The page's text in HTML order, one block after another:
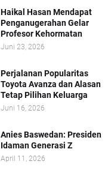
Haikal Hasan Mendapat
Penganugerahan Gelar
Profesor Kehormatan
Juni 23, 2026
Perjalanan Popularitas
Toyota Avanza dan Alasan
Tetap Pilihan Keluarga
Juni 16, 2026
Anies Baswedan: Presiden
Idaman Generasi Z
April 11, 2026